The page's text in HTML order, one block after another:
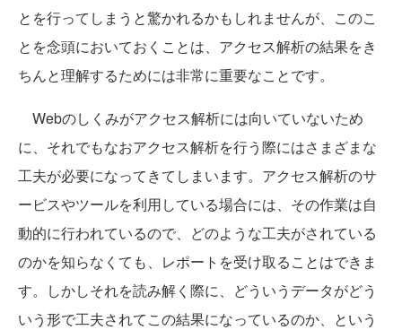
とを行ってしまうと驚かれるかもしれませんが、このこ
とを念頭においておくことは、アクセス解析の結果をき
ちんと理解するためには非常に重要なことです。
Webのしくみがアクセス解析には向いていないため
に、それでもなおアクセス解析を行う際にはさまざまな
工夫が必要になってきてしまいます。アクセス解析のサ
ービスやツールを利用している場合には、その作業は自
動的に行われているので、どのような工夫がされている
のかを知らなくても、レポートを受け取ることはできま
す。しかしそれを読み解く際に、どういうデータがどう
いう形で工夫されてこの結果になっているのか、という